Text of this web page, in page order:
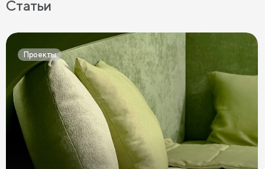
Прикроватные тумбы в современном стиле
Узкие прикроватные тумбы
Темные прикроватные тумбы
Зеленые прикроватные тумбы
Синие прикроватные тумбы
Коричневые прикроватные тумбы
Статьи
Проекты